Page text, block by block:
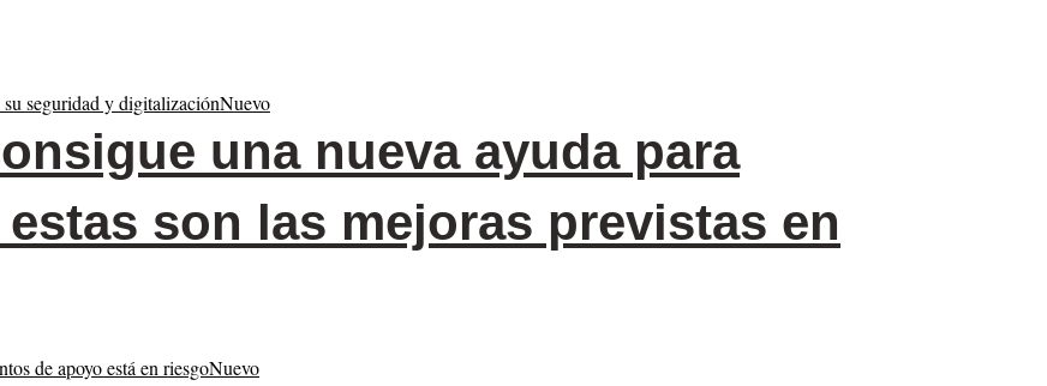
Nuevo
una nueva ayuda para
son las mejoras previstas en
Nuevo